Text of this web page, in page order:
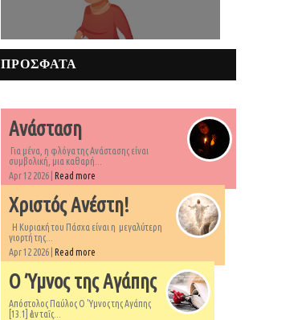
ΠΡΟΣΦΑΤΑ
Ανάσταση
Για μένα, η φλόγα της Ανάστασης είναι
συμβολική, μια καθαρή...
Apr 12 2026 | Read more
Χριστός Ανέστη!
Η Κυριακή του Πάσχα είναι η μεγαλύτερη
γιορτή της...
Apr 12 2026 | Read more
Ο Ύμνος της Αγάπης
Απόστολος Παύλος Ο 'Υμνος της Αγάπης
[13.1] ἐὰν ταῖς...